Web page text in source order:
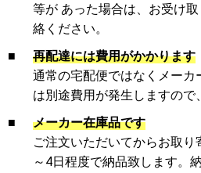
等が あった場合は、お受け
絡ください。
■
再配達には費用がかかります
通常の宅配便ではなくメーカ
は別途費用が発生しますので
■
メーカー在庫品です
ご注文いただいてからお取り
～4日程度で納品致します。